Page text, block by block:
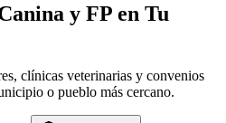
y FP en Tu
clínicas veterinarias y convenios
o pueblo más cercano.